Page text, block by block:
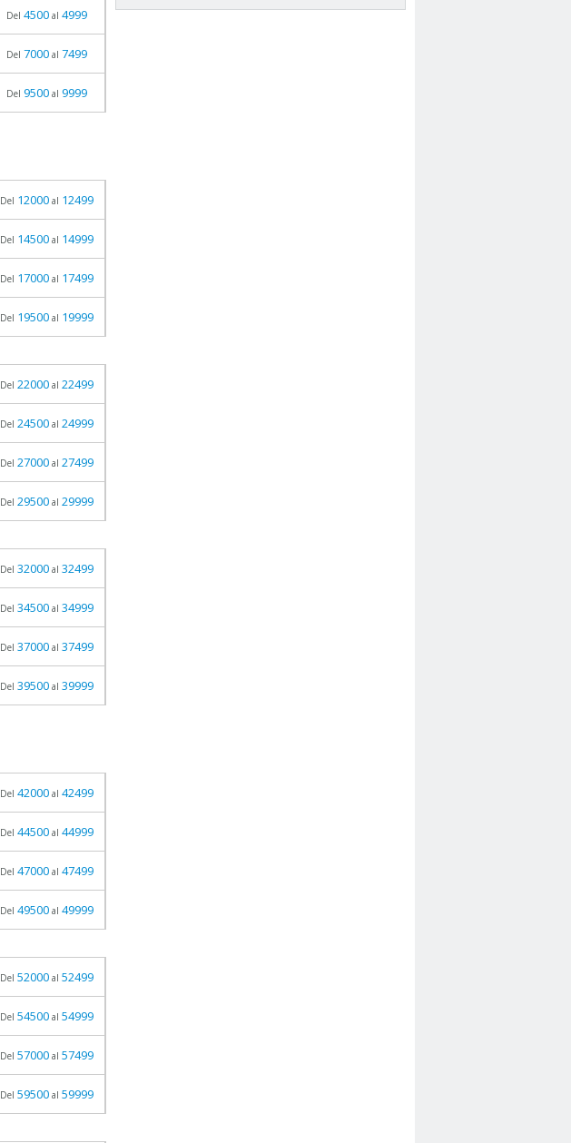
Del 4500 al 4999
Del 7000 al 7499
Del 9500 al 9999
Del 12000 al 12499
Del 14500 al 14999
Del 17000 al 17499
Del 19500 al 19999
Del 22000 al 22499
Del 24500 al 24999
Del 27000 al 27499
Del 29500 al 29999
Del 32000 al 32499
Del 34500 al 34999
Del 37000 al 37499
Del 39500 al 39999
Del 42000 al 42499
Del 44500 al 44999
Del 47000 al 47499
Del 49500 al 49999
Del 52000 al 52499
Del 54500 al 54999
Del 57000 al 57499
Del 59500 al 59999